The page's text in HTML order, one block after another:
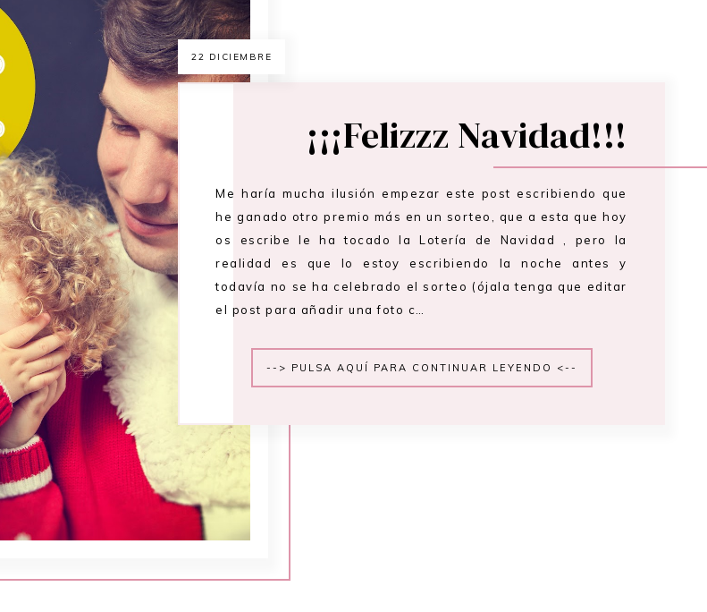
22 DICIEMBRE
¡¡¡Felizzz Navidad!!!
Me haría mucha ilusión empezar este post escribiendo que
he ganado otro premio más en un sorteo, que a esta que hoy
os escribe le ha tocado la Lotería de Navidad , pero la
realidad es que lo estoy escribiendo la noche antes y
todavía no se ha celebrado el sorteo (ójala tenga que editar
el post para añadir una foto c…
--> PULSA AQUÍ PARA CONTINUAR LEYENDO <--